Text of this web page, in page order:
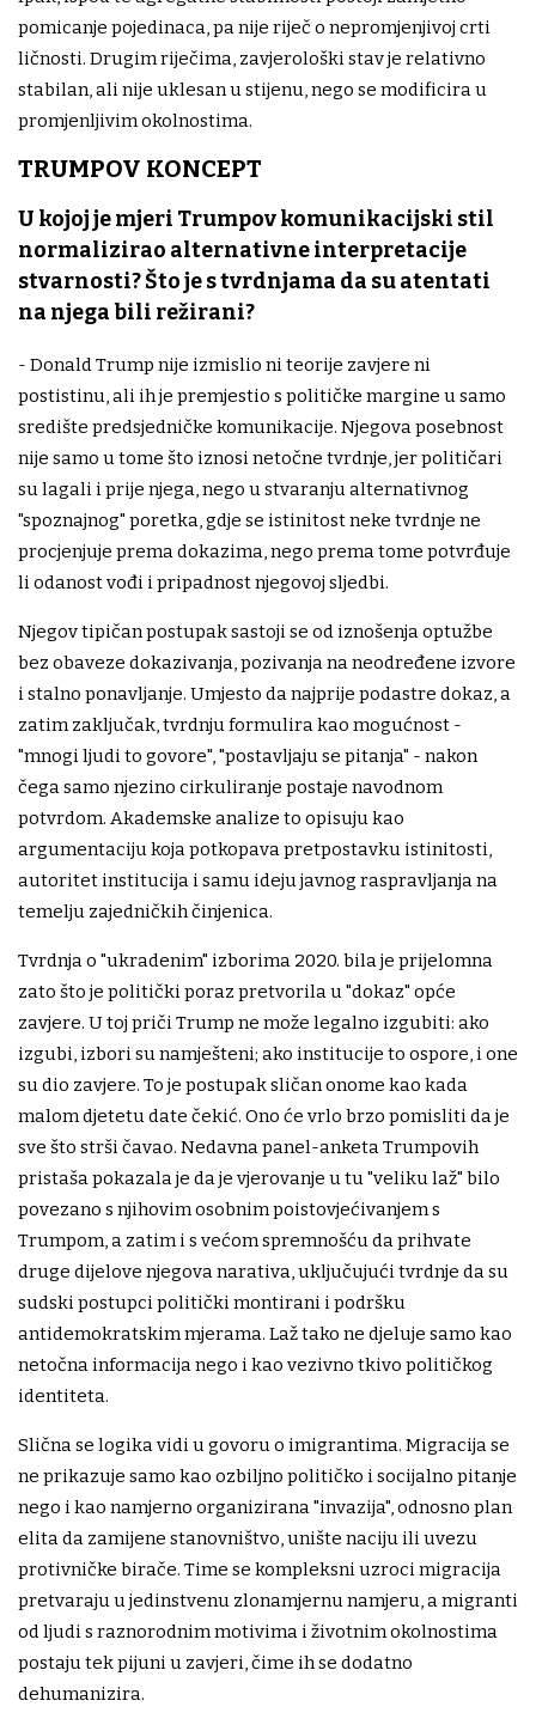
pomicanje pojedinaca, pa nije riječ o nepromjenjivoj crti
ličnosti. Drugim riječima, zavjerološki stav je relativno
stabilan, ali nije uklesan u stijenu, nego se modificira u
promjenljivim okolnostima.
TRUMPOV KONCEPT
U kojoj je mjeri Trumpov komunikacijski stil
normalizirao alternativne interpretacije
stvarnosti? Što je s tvrdnjama da su atentati
na njega bili režirani?
- Donald Trump nije izmislio ni teorije zavjere ni
postistinu, ali ih je premjestio s političke margine u samo
središte predsjedničke komunikacije. Njegova posebnost
nije samo u tome što iznosi netočne tvrdnje, jer političari
su lagali i prije njega, nego u stvaranju alternativnog
"spoznajnog" poretka, gdje se istinitost neke tvrdnje ne
procjenjuje prema dokazima, nego prema tome potvrđuje
li odanost vođi i pripadnost njegovoj sljedbi.
Njegov tipičan postupak sastoji se od iznošenja optužbe
bez obaveze dokazivanja, pozivanja na neodređene izvore
i stalno ponavljanje. Umjesto da najprije podastre dokaz, a
zatim zaključak, tvrdnju formulira kao mogućnost -
"mnogi ljudi to govore", "postavljaju se pitanja" - nakon
čega samo njezino cirkuliranje postaje navodnom
potvrdom. Akademske analize to opisuju kao
argumentaciju koja potkopava pretpostavku istinitosti,
autoritet institucija i samu ideju javnog raspravljanja na
temelju zajedničkih činjenica.
Tvrdnja o "ukradenim" izborima 2020. bila je prijelomna
zato što je politički poraz pretvorila u "dokaz" opće
zavjere. U toj priči Trump ne može legalno izgubiti: ako
izgubi, izbori su namješteni; ako institucije to ospore, i one
su dio zavjere. To je postupak sličan onome kao kada
malom djetetu date čekić. Ono će vrlo brzo pomisliti da je
sve što strši čavao. Nedavna panel-anketa Trumpovih
pristaša pokazala je da je vjerovanje u tu "veliku laž" bilo
povezano s njihovim osobnim poistovjećivanjem s
Trumpom, a zatim i s većom spremnošću da prihvate
druge dijelove njegova narativa, uključujući tvrdnje da su
sudski postupci politički montirani i podršku
antidemokratskim mjerama. Laž tako ne djeluje samo kao
netočna informacija nego i kao vezivno tkivo političkog
identiteta.
Slična se logika vidi u govoru o imigrantima. Migracija se
ne prikazuje samo kao ozbiljno političko i socijalno pitanje
nego i kao namjerno organizirana "invazija", odnosno plan
elita da zamijene stanovništvo, unište naciju ili uvezu
protivničke birače. Time se kompleksni uzroci migracija
pretvaraju u jedinstvenu zlonamjernu namjeru, a migranti
od ljudi s raznorodnim motivima i životnim okolnostima
postaju tek pijuni u zavjeri, čime ih se dodatno
dehumanizira.